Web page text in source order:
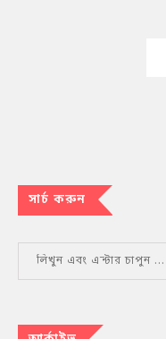
সার্চ করুন